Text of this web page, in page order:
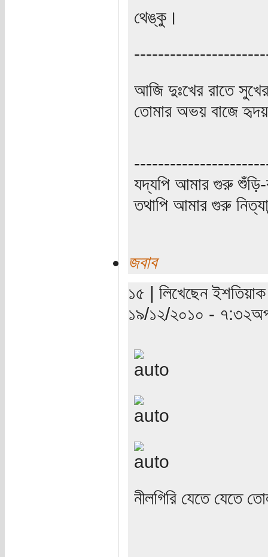
থেঙ্কু।
আজি দুঃখের রাতে
তোমার অভয় বাজে
যদ্যপি আমার গুরু শুঁড়ি-
তথাপি আমার গুরু
জবাব
১৫ | লিখেছেন ইশতিয়াক
১৯/১২/২০১০ -
নীলগিরি যেতে যেতে